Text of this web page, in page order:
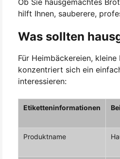
hilft Ihnen, sauberere,
Was sollten
Für Heimbäckereien,
konzentriert sich ein
interessieren:
Etiketteninformationen
Produktname